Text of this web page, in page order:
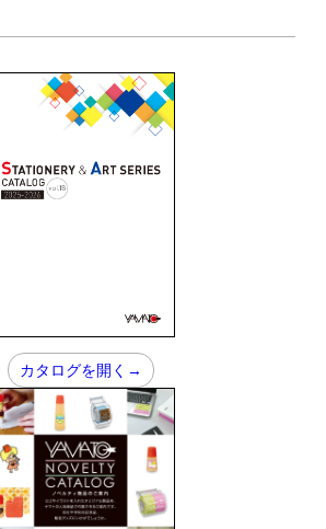
カタログを開く→